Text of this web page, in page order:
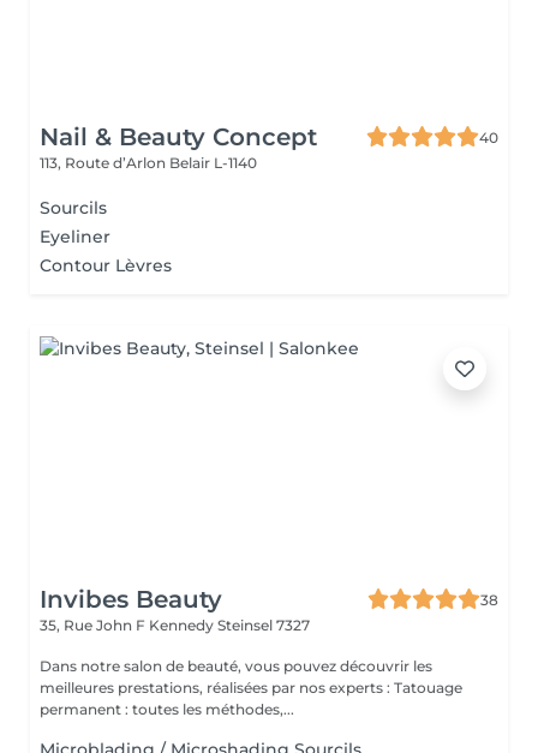
Nail & Beauty Concept
40
113, Route d’Arlon Belair L-1140
Sourcils
Eyeliner
Contour Lèvres
Invibes Beauty
38
35, Rue John F Kennedy Steinsel 7327
Dans notre salon de beauté, vous pouvez découvrir les
meilleures prestations, réalisées par nos experts : Tatouage
permanent : toutes les méthodes,...